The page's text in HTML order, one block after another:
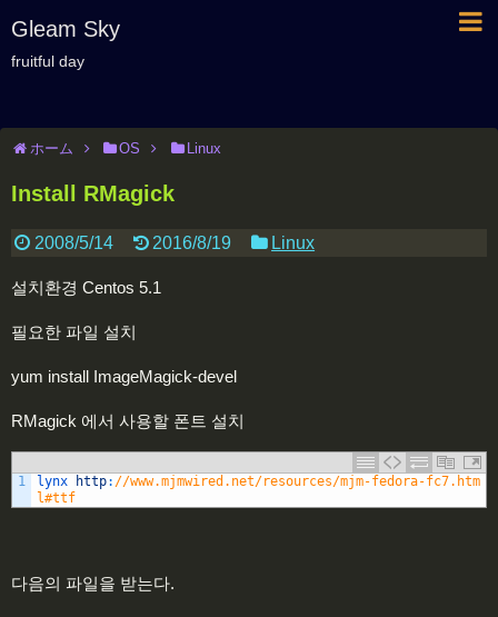
Gleam Sky
fruitful day
ホーム OS Linux
Install RMagick
2008/5/14 2016/8/19 Linux
설치환경 Centos 5.1
필요한 파일 설치
yum install ImageMagick-devel
RMagick 에서 사용할 폰트 설치
1 lynx http: //www.mjmwired.net/resources/mjm-fedora-fc7.htm
l#ttf
다음의 파일을 받는다.